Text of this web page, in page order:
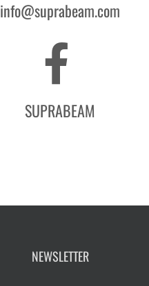
info@suprabeam.com
SUPRABEAM
NEWSLETTER